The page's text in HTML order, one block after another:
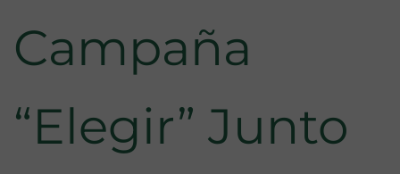
Campaña
“Elegir” Junto